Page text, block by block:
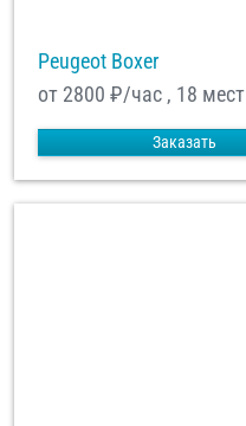
Peugeot Boxer
от 2800 ₽/час , 18 мест
Заказать